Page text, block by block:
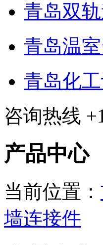
青岛双
青岛温
青岛化
咨询热线
产品中心
当前位置：
墙连接件